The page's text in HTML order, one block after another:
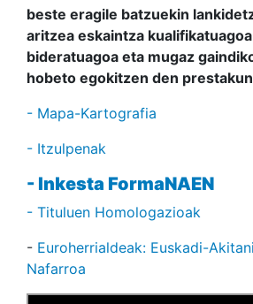
beste eragile batzuekin
aritzea eskaintza
bideratuagoa eta mugaz
hobeto egokitzen den
- Mapa-Kartografia
- Itzulpenak
- Inkesta FormaNAEN
- Tituluen Homologazioak
- Euroherrialdeak: Euskadi-
Nafarroa